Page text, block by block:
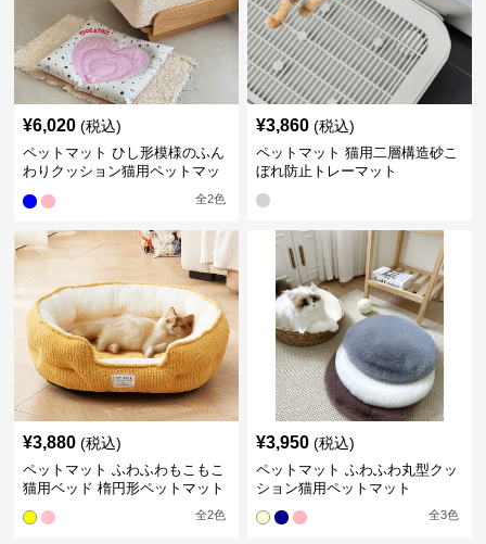
¥6,020 (税込)
ペットマット ひし形模様のふん
わりクッション猫用ペットマッ
全2色
¥3,860 (税込)
ペットマット 猫用二層構造砂こ
ぼれ防止トレーマット
¥3,880 (税込)
ペットマット ふわふわもこもこ
猫用ベッド 楕円形ペットマット
全2色
¥3,950 (税込)
ペットマット ふわふわ丸型クッ
ション猫用ペットマット
全3色